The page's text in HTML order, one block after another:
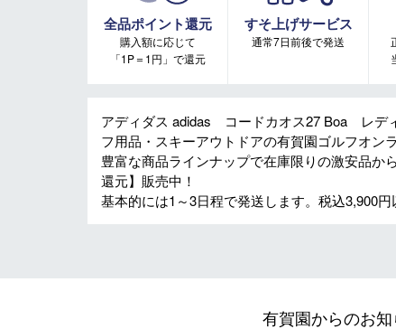
全品ポイント還元
購入額に応じて
「1P＝1円」で還元
すそ上げサービス
通常7日前後で発送
アディダス adidas コードカオス27 Boa レデ
フ用品・スキーアウトドアの有賀園ゴルフオン
豊富な商品ラインナップで在庫限りの激安品か
還元】販売中！
基本的には1～3日程で発送します。税込3,900
有賀園からのお